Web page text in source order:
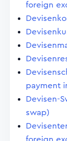
foreign
payment
Devisen-
swap)
foreign